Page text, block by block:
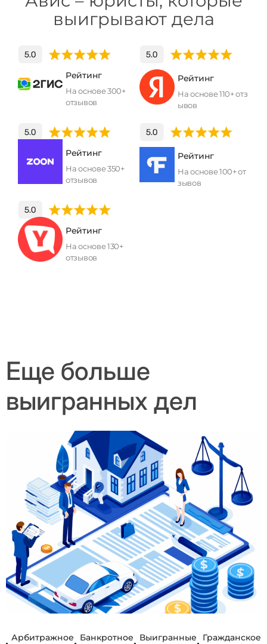
выигрывают дела
Рейтинг
На основе 300+
отзывов
Рейтинг
На основе 110+ отз
ывов
Рейтинг
На основе 350+
отзывов
Рейтинг
На основе 100+ от
зывов
Рейтинг
На основе 130+
отзывов
Еще больше
выигранных дел
Арбитражное
Банкротное
Выигранные
Гражданское